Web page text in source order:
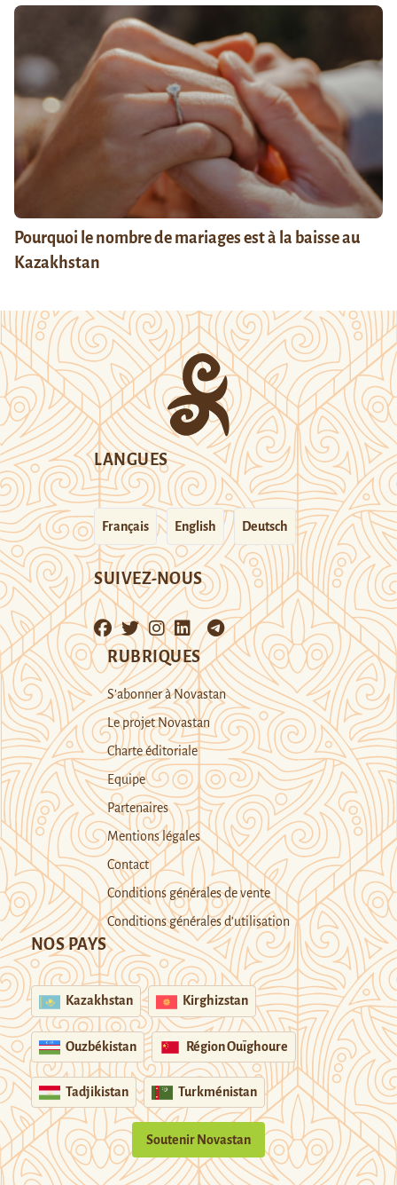
Pourquoi le nombre de mariages est à la baisse au
Kazakhstan
LANGUES
Français English Deutsch
SUIVEZ-NOUS
RUBRIQUES
S’abonner à Novastan
Le projet Novastan
Charte éditoriale
Equipe
Partenaires
Mentions légales
Contact
Conditions générales de vente
Conditions générales d’utilisation
NOS PAYS
Kazakhstan Kirghizstan
Ouzbékistan Région Ouïghoure
Tadjikistan Turkménistan
Soutenir Novastan